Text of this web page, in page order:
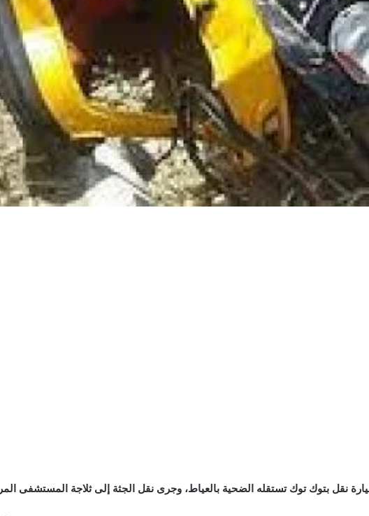
نقل بتوك توك تستقله الضحية بالعياط، وجرى نقل الجثة إلى ثلاجة المستشفى